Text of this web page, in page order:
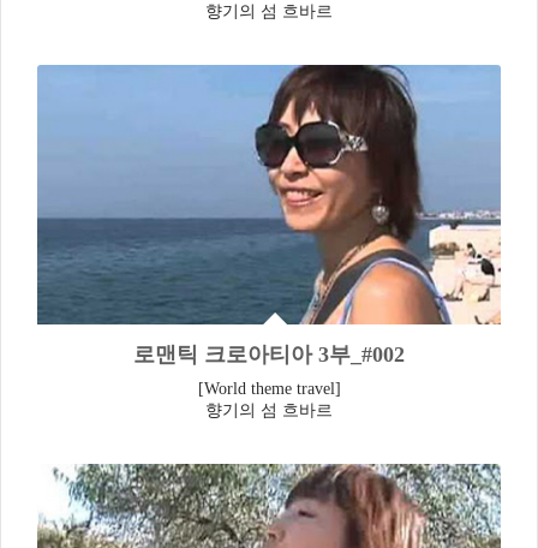
향기의 섬 흐바르
로맨틱 크로아티아 3부_#002
[World theme travel]
향기의 섬 흐바르